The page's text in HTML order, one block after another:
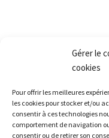
Gérer le
cookies
Pour offrir les meilleures
les cookies pour stocker et/ou
consentir à ces technologies
comportement de navigation
consentir ou de retirer son
Frais de transport
Accès rapide
La société
La grêle